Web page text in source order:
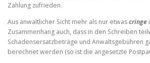
Zahlung zufrieden.
Aus anwaltlicher Sicht mehr als nur etwascringe
Zusammenhang auch, dass in den Schreiben
Schadensersatzbeträge und Anwaltsgebühren
berechnet werden (so ist die angesetzte